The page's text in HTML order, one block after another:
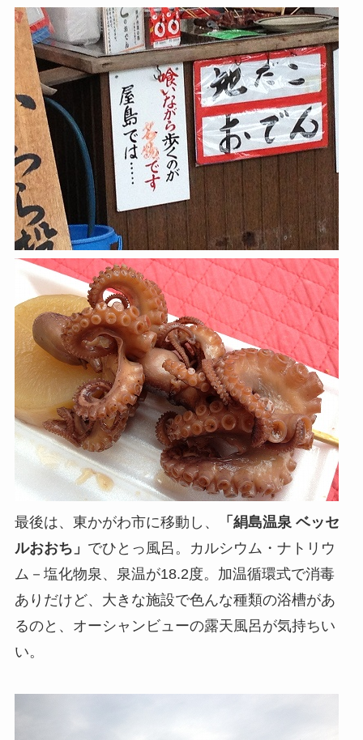
最後は、東かがわ市に移動し、
「絹島温泉 ベッセ
ルおおち」 でひとっ風呂。カルシウム・ナトリウ
ム－塩化物泉、泉温が18.2度。加温循環式で消毒
ありだけど、大きな施設で色んな種類の浴槽があ
るのと、オーシャンビューの露天風呂が気持ちい
い。